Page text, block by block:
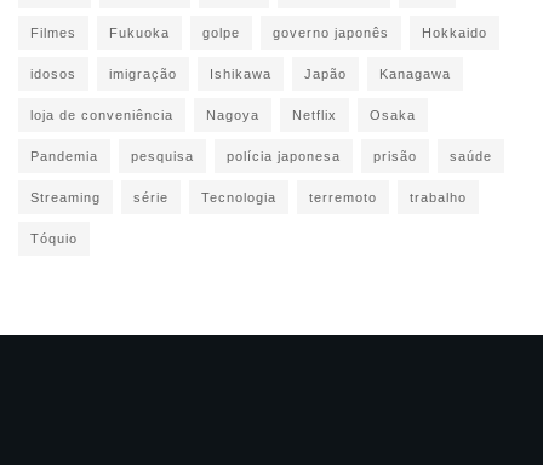
Filmes Fukuoka golpe governo japonês Hokkaido
idosos imigração Ishikawa Japão Kanagawa
loja de conveniência Nagoya Netflix Osaka
Pandemia pesquisa polícia japonesa prisão saúde
Streaming série Tecnologia terremoto trabalho
Tóquio